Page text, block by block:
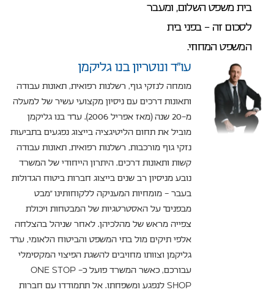
בית משפט השלום, ומעבר
לסכום זה – בפני בית
המשפט המחוזי.
עו”ד ונוטריון בנו גליקמן
מומחה לנזקי גוף, רשלנות רפואית, תאונות עבודה
ותאונות דרכים עם ניסיון מקצועי עשיר של למעלה
מ-20 שנה (מאז אפריל 2006). עו"ד בנו גליקמן
מוביל את תחום הליטיגציה בייצוג נפגעים בתביעות
נזקי גוף מורכבות, רשלנות רפואית, תאונות עבודה
קשות ותאונות דרכים. היתרון הייחודי של המשרד
נובע מניסיון רב שנים בייצוג חברות ביטוח הגדולות
בעבר – מומחיות המעניקה ללקוחותינו "מבט
מבפנים" על האסטרטגיות של המבטחות ויכולת
צפייה מראש של מהלכיהן. לאחר שניהל בהצלחה
אלפי תיקים מול בתי המשפט והביטוח הלאומי, עו"ד
גליקמן וצוותו מחויבים להשגת הפיצוי המקסימלי
עבורכם, כאשר המשרד פועל כ- ONE STOP
SHOP לנפגע ומשפחתו. אל תתמודדו עם חברות